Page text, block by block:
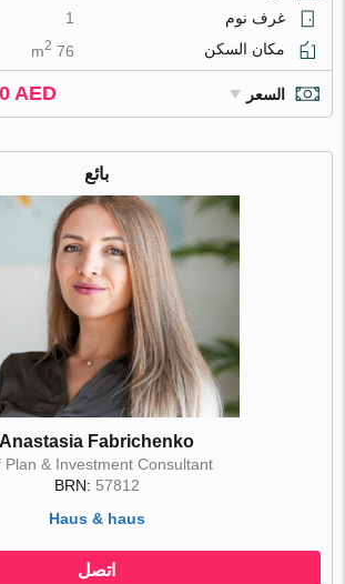
غرف نوم
1
مكان السكن
76 m
2
السعر AED
بائع
Anastasia Fabrichenko
Plan & Investment Consultant
BRN: 57812
Haus & haus
اتصل